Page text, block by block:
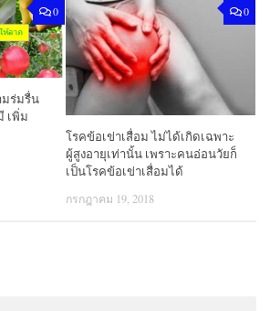
0
ร่มรื่น
เพิ่ม
0
โรคข้อเข่าเสื่อม ไม่ได้เกิดเฉพาะ
ผู้สูงอายุเท่านั้น เพราะคนอ่อนวัยก็
เป็นโรคข้อเข่าเสื่อมได้
กรกฎาคม 19, 2018